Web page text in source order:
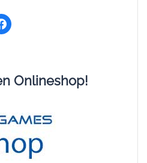
Onlineshop!